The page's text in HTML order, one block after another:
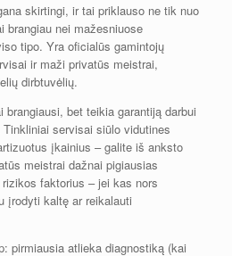
skirtingi, ir tai priklauso ne tik nuo
brangiau nei mažesniuose
tipo. Yra oficialūs gamintojų
ir maži privatūs meistrai,
dirbtuvėlių.
bet teikia garantiją darbui
servisai siūlo vidutines
įkainius – galite iš anksto
meistrai dažnai pigiausias
faktorius – jei kas nors
įrodyti kaltę ar reikalauti
pirmiausia atlieka diagnostiką (kai